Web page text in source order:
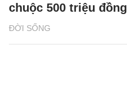
ĐỜI SỐNG
chuộc 500 triệu đồng